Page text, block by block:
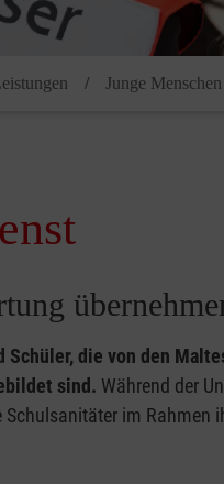
Junge
die von den
sind. Während der
im Rahmen